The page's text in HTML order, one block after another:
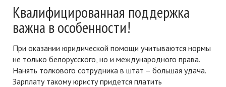
Квалифицированная поддержка
важна в особенности!
При оказании юридической помощи учитываются нормы
не только белорусского, но и международного права.
Нанять толкового сотрудника в штат – большая удача.
Зарплату такому юристу придется платить